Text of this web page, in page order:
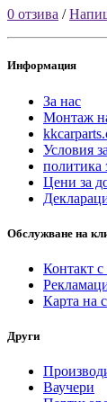
0 отзива /
Информация
За нас
Монтаж
Условия
политика
Цени за
Обслужване на
Контакт с
Карта на
Други
Ваучери